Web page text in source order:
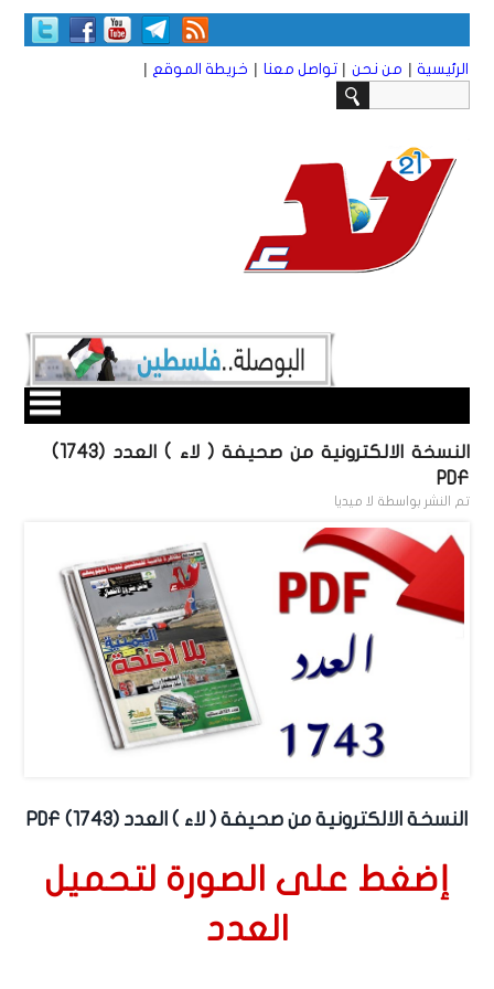
الرئيسية | من نحن | تواصل معنا | خريطة الموقع |
النسخة الالكترونية من صحيفة ( لاء ) العدد (1743)
PDF
تم النشر بواسطة لا ميديا
النسخة الالكترونية من صحيفة ( لاء ) العدد (1743) PDF
إضغط على الصورة لتحميل
العدد